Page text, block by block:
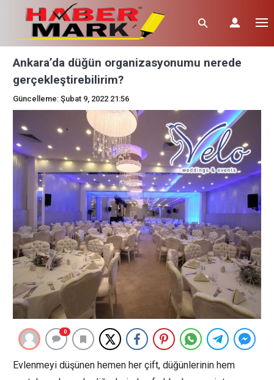
Ankara’da düğün organizasyonumu nerede
gerçekleştirebilirim?
Güncelleme: Şubat 9, 2022 21:56
0
Evlenmeyi düşünen hemen her çift, düğünlerinin hem